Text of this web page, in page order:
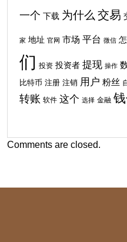
一个 下载 为什么 交易
家 地址 官网 市场 平台 微信
们 投资 投资者 提现 操作
比特币 注册 注销 用户 粉丝
转账 软件 这个 选择 金融
Comments are closed.